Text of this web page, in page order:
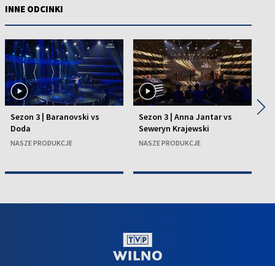
INNE ODCINKI
Sezon 3 | Baranovski vs
Doda
NASZE PRODUKCJE
Sezon 3 | Anna Jantar vs
Seweryn Krajewski
NASZE PRODUKCJE
▶